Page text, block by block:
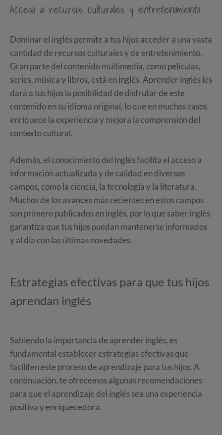
Acceso a recursos culturales y entretenimiento
Dominar el inglés permite a tus hijos acceder a una vasta
cantidad de recursos culturales y de entretenimiento.
Gran parte del contenido multimedia, como películas,
series, música y libros, está en inglés. Aprender inglés les
dará a tus hijos la posibilidad de disfrutar de este
contenido en su idioma original, lo que en muchos casos
enriquece la experiencia y mejora la comprensión del
contexto cultural.
Además, el conocimiento del inglés facilita el acceso a
información actualizada y de calidad en diversos
campos, como la ciencia, la tecnología y la literatura.
Muchos de los avances más recientes en estos campos
son primero publicados en inglés, por lo que saber inglés
garantiza que tus hijos puedan mantenerse informados
y al día con las últimas novedades.
Estrategias efectivas para que tus hijos
aprendan inglés
Sabiendo la importancia de aprender inglés, es
fundamental establecer estrategias efectivas que
faciliten este proceso de aprendizaje para tus hijos. A
continuación, te ofrecemos algunas recomendaciones
para que el aprendizaje del inglés sea una experiencia
positiva y enriquecedora.